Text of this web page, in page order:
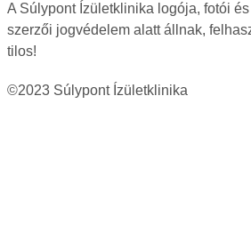
A Súlypont Ízületklinika logója, fotói
szerzői jogvédelem alatt állnak,
tilos!
©2023 Súlypont Ízületklinika